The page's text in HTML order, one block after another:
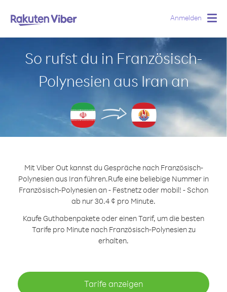
Anmelden
So rufst du in Französisch-
Polynesien aus Iran an
Mit Viber Out kannst du Gespräche nach Französisch-
Polynesien aus Iran führen.Rufe eine beliebige Nummer in
Französisch-Polynesien an - Festnetz oder mobil! - Schon
ab nur 30.4 ¢ pro Minute.
Kaufe Guthabenpakete oder einen Tarif, um die besten
Tarife pro Minute nach Französisch-Polynesien zu
erhalten.
Tarife anzeigen